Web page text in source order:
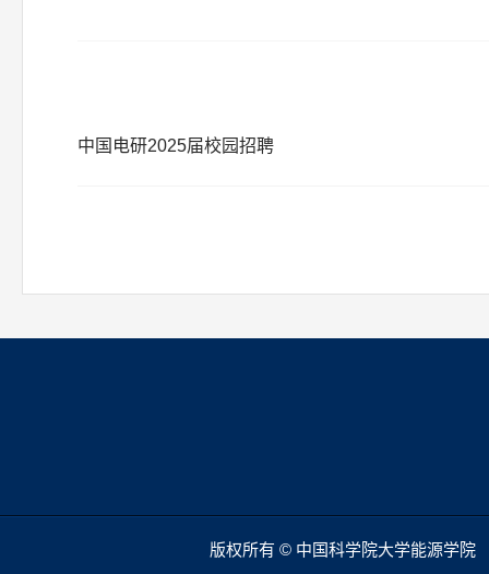
中国电研2025届校园招聘
版权所有 © 中国科学院大学能源学